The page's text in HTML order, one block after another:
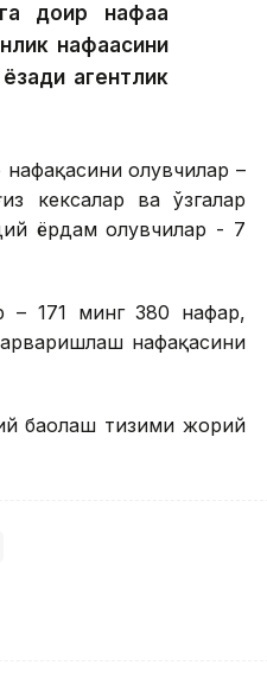
доир нафақа
нафақасини
агентлик
олувчилар –
кексалар ва ўзгалар
ёрдам олувчилар - 7
– 171 минг 380 нафар,
нафақасини
баҳолаш тизими жорий